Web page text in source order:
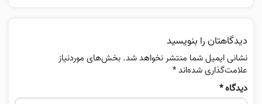
دیدگاهتان را بنویسید
نشانی ایمیل شما منتشر نخواهد شد. بخش‌های موردنیاز
علامت‌گذاری شده‌اند*
دیدگاه*